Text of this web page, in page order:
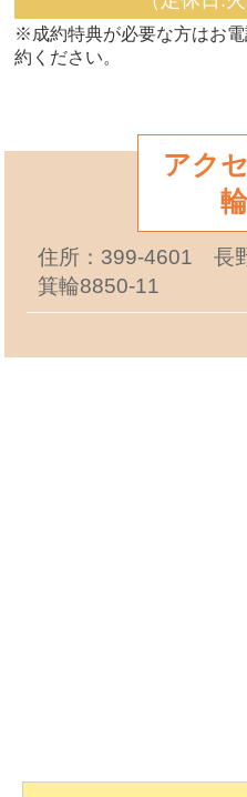
※成約特典が必要な方はお
約ください。
アク
住所：399-4601 長
箕輪8850-11